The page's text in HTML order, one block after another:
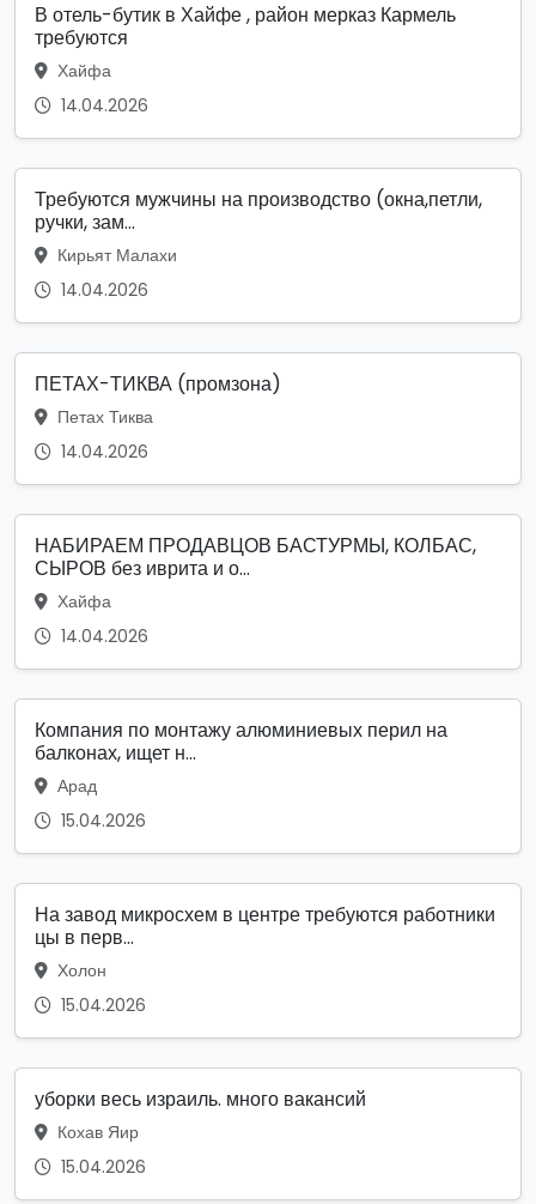
В отель-бутик в Хайфе , район мерказ Кармель
требуются
Хайфа
14.04.2026
Требуются мужчины на производство (окна,петли,
ручки, зам...
Кирьят Малахи
14.04.2026
ПЕТАХ-ТИКВА (промзона)
Петах Тиква
14.04.2026
НАБИРАЕМ ПРОДАВЦОВ БАСТУРМЫ, КОЛБАС,
СЫРОВ без иврита и о...
Хайфа
14.04.2026
Компания по монтажу алюминиевых перил на
балконах, ищет н...
Арад
15.04.2026
На завод микросхем в центре требуются работники
цы в перв...
Холон
15.04.2026
уборки весь израиль. много вакансий
Кохав Яир
15.04.2026